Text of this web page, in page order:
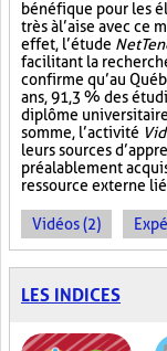
bénéfique pour les
très à l’aise avec ce
effet, l’étude
facilitant la
confirme qu’au
ans, 91,3 % des
diplôme
somme, l’activité
leurs sources
préalablement
ressource externe
Vidéos (2)
LES INDICES